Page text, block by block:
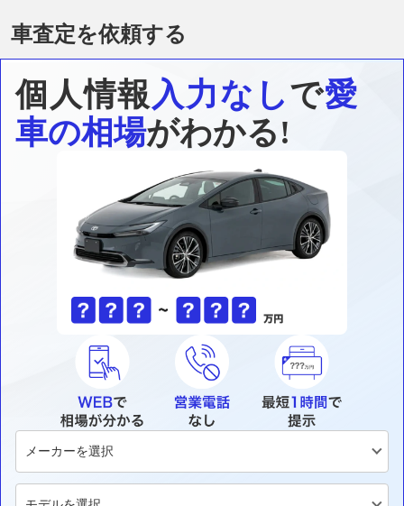
車査定を依頼する
個人情報入力なしで愛
車の相場がわかる!